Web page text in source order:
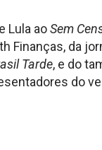
Lula aoSem
Finanças, da
Tarde, e do
do